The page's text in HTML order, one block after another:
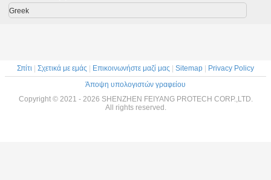
Greek
Σπίτι | Σχετικά με εμάς | Επικοινωνήστε μαζί μας | Sitemap | Privacy Policy
Άποψη υπολογιστών γραφείου
Copyright © 2021 - 2026 SHENZHEN FEIYANG PROTECH CORP.,LTD.
All rights reserved.